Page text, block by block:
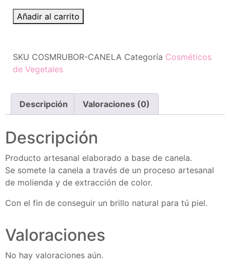
Añadir al carrito
SKU COSMRUBOR-CANELA Categoría Cosméticos
de Vegetales
Descripción Valoraciones (0)
Descripción
Producto artesanal elaborado a base de canela.
Se somete la canela a través de un proceso artesanal
de molienda y de extracción de color.
Con el fin de conseguir un brillo natural para tú piel.
Valoraciones
No hay valoraciones aún.